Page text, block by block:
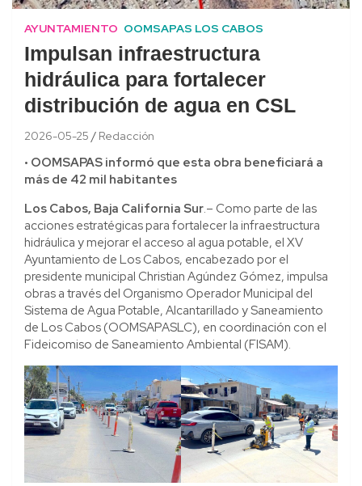
AYUNTAMIENTO OOMSAPAS LOS CABOS
Impulsan infraestructura
hidráulica para fortalecer
distribución de agua en CSL
2026-05-25 Redacción
• OOMSAPAS informó que esta obra beneficiará a
más de 42 mil habitantes
Los Cabos, Baja California Sur.– Como parte de las
acciones estratégicas para fortalecer la infraestructura
hidráulica y mejorar el acceso al agua potable, el XV
Ayuntamiento de Los Cabos, encabezado por el
presidente municipal Christian Agúndez Gómez, impulsa
obras a través del Organismo Operador Municipal del
Sistema de Agua Potable, Alcantarillado y Saneamiento
de Los Cabos (OOMSAPASLC), en coordinación con el
Fideicomiso de Saneamiento Ambiental (FISAM).